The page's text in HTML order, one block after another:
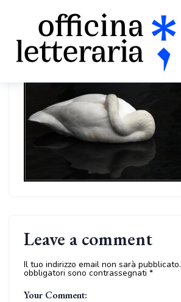
Leave a comment
Il tuo indirizzo email non sarà pubblicato.
obbligatori sono contrassegnati *
Your Comment: